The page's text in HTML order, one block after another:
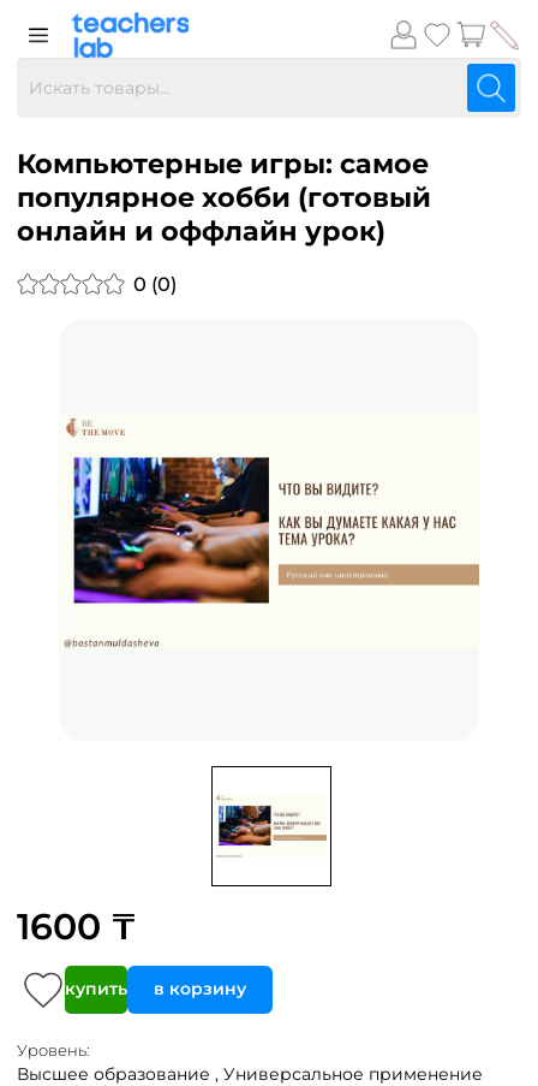
Компьютерные игры: самое
популярное хобби (готовый
онлайн и оффлайн урок)
0 (0)
1600 ₸
купить в корзину
Уровень:
Высшее образование , Универсальное применение